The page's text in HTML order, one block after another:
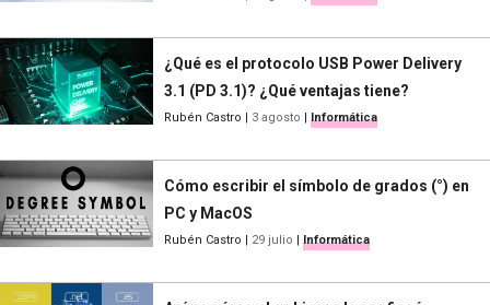
¿Qué es el protocolo USB Power Delivery
3.1 (PD 3.1)? ¿Qué ventajas tiene?
Rubén Castro 3 agosto Informática
Cómo escribir el símbolo de grados (°) en
PC y MacOS
Rubén Castro 29 julio Informática